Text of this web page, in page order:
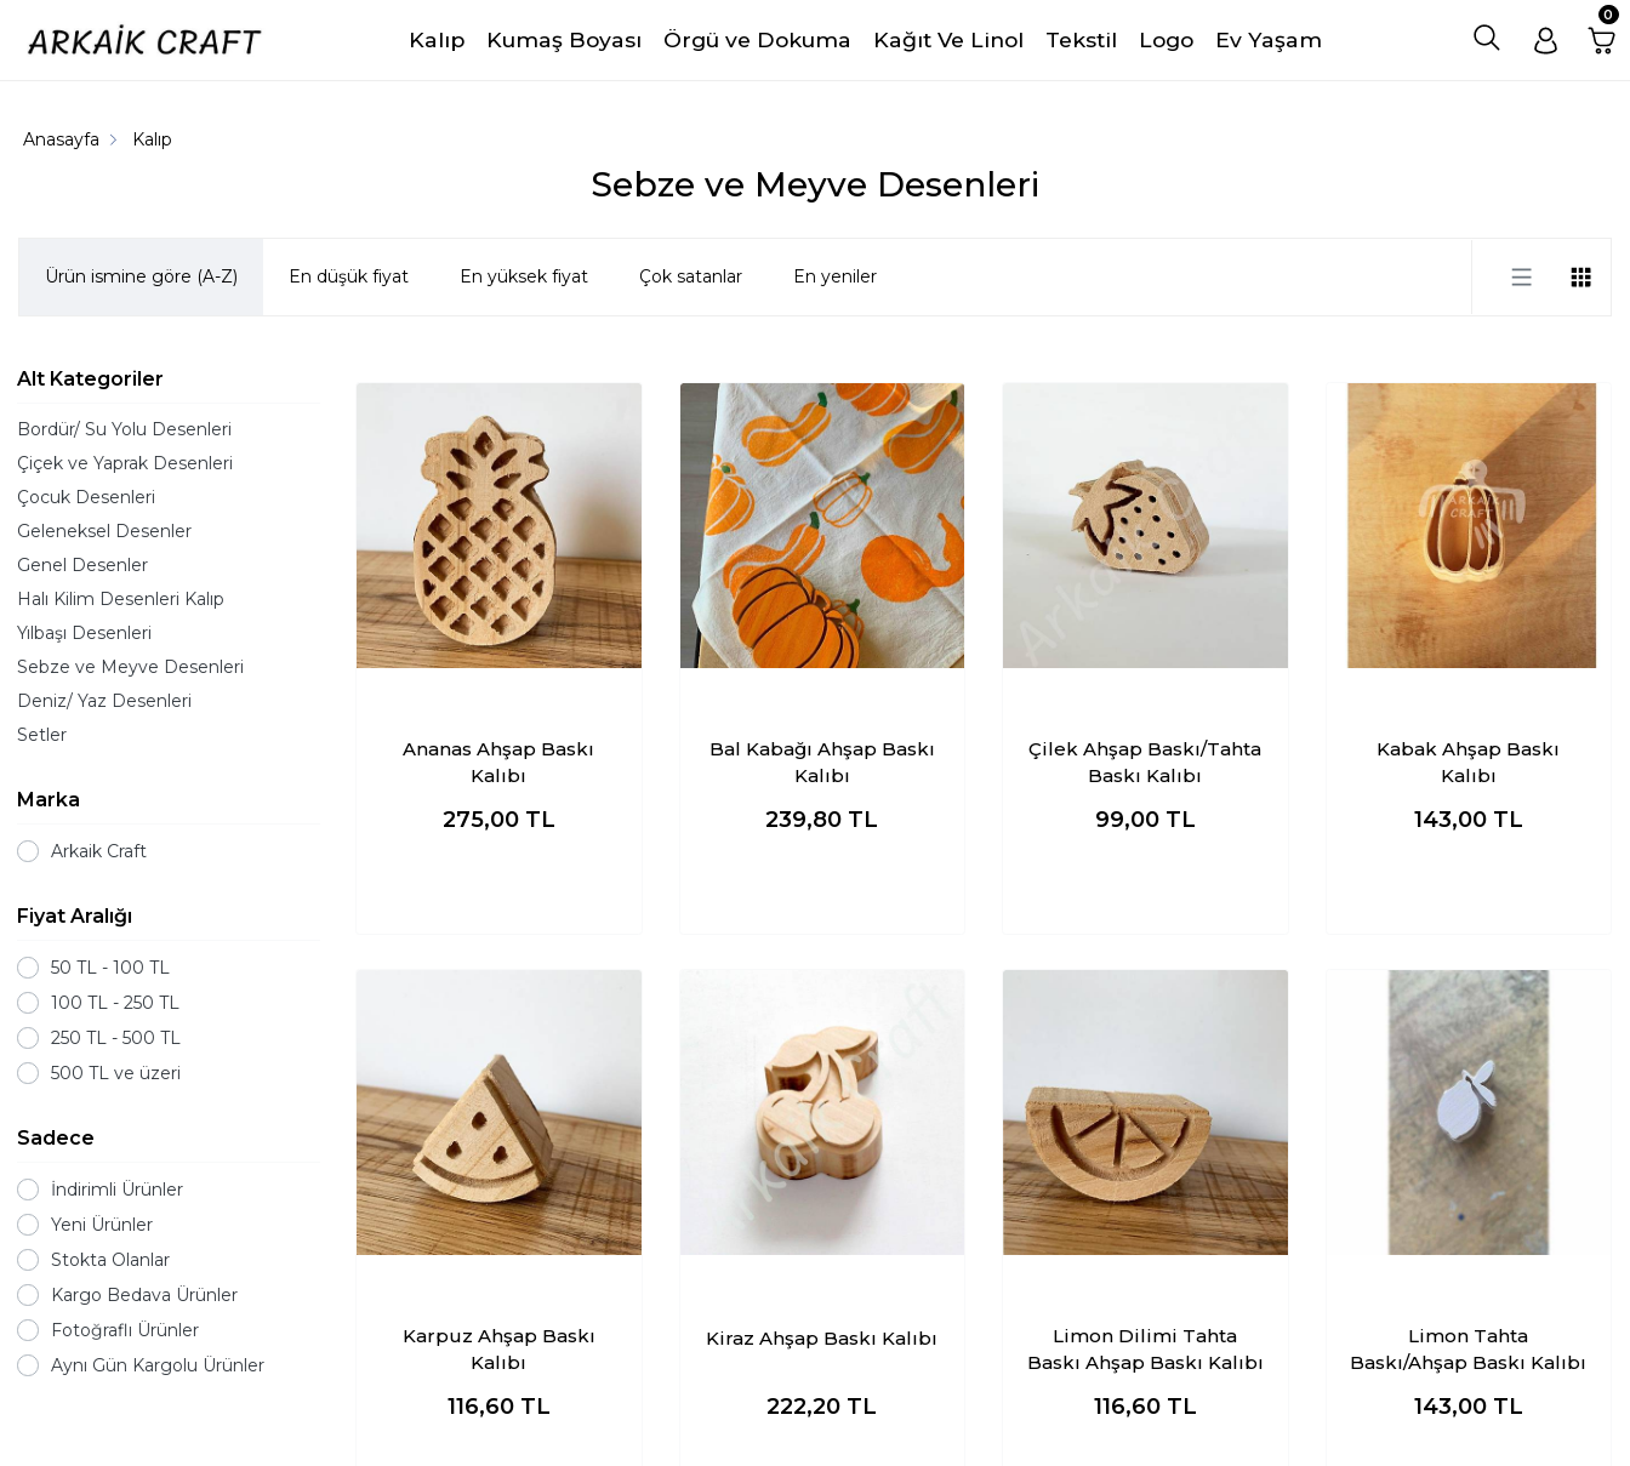
Kalıp Kumaş Boyası Örgü ve Dokuma Kağıt Ve Linol Tekstil Logo Ev Yaşam
0
Sebze ve Meyve Desenleri
Anasayfa Kalıp
Ürün ismine göre (A-Z) En düşük fiyat En yüksek fiyat Çok satanlar En yeniler
Alt Kategoriler
Bordür/ Su Yolu Desenleri
Çiçek ve Yaprak Desenleri
Çocuk Desenleri
Geleneksel Desenler
Genel Desenler
Halı Kilim Desenleri Kalıp
Yılbaşı Desenleri
Sebze ve Meyve Desenleri
Deniz/ Yaz Desenleri
Setler
Marka
Arkaik Craft
Fiyat Aralığı
50 TL - 100 TL
100 TL - 250 TL
250 TL - 500 TL
500 TL ve üzeri
Sadece
İndirimli Ürünler
Yeni Ürünler
Stokta Olanlar
Kargo Bedava Ürünler
Fotoğraflı Ürünler
Aynı Gün Kargolu Ürünler
Ananas Ahşap Baskı
Kalıbı
275,00 TL
Bal Kabağı Ahşap Baskı
Kalıbı
239,80 TL
Çilek Ahşap Baskı/Tahta
Baskı Kalıbı
99,00 TL
Kabak Ahşap Baskı
Kalıbı
143,00 TL
Karpuz Ahşap Baskı
Kalıbı
116,60 TL
Kiraz Ahşap Baskı Kalıbı
222,20 TL
Limon Dilimi Tahta
Baskı Ahşap Baskı Kalıbı
116,60 TL
Limon Tahta
Baskı/Ahşap Baskı Kalıbı
143,00 TL